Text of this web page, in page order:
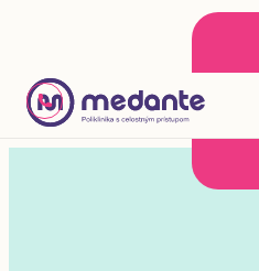
Klientske centrum
+421 2 20 302 303